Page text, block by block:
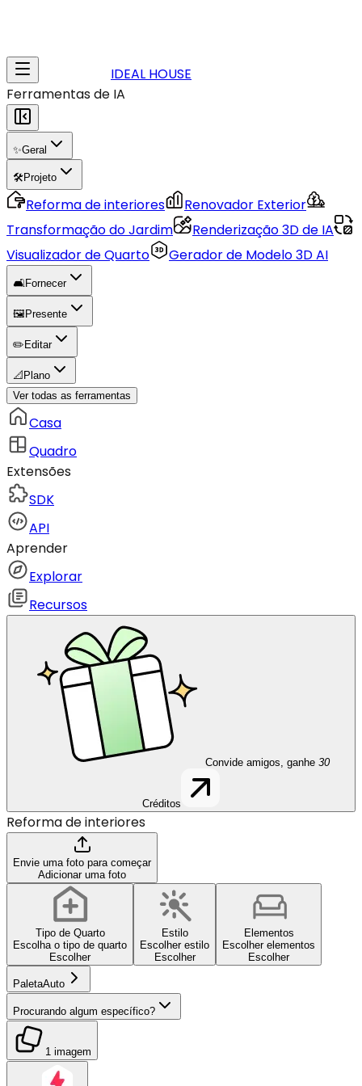
IDEAL HOUSE
Ferramentas de IA
✨Geral
🛠️Projeto
Reforma de interiores
Renovador Exterior
Transformação do Jardim
Renderização 3D de IA
Visualizador de Quarto
Gerador de Modelo 3D AI
🛋️Fornecer
🖼️ Presente
✏️ Editar
📐 Plano
Ver todas as ferramentas
Casa
Quadro
Extensões
SDK
API
Aprender
Explorar
Recursos
Convide amigos, ganhe 30
Créditos
Reforma de interiores
Envie uma foto para começar
Adicionar uma foto
Tipo de Quarto
Escolha o tipo de quarto
Escolher
Estilo
Escolher estilo
Escolher
Elementos
Escolher elementos
Escolher
PaletaAuto
Procurando algum específico?
1 imagem